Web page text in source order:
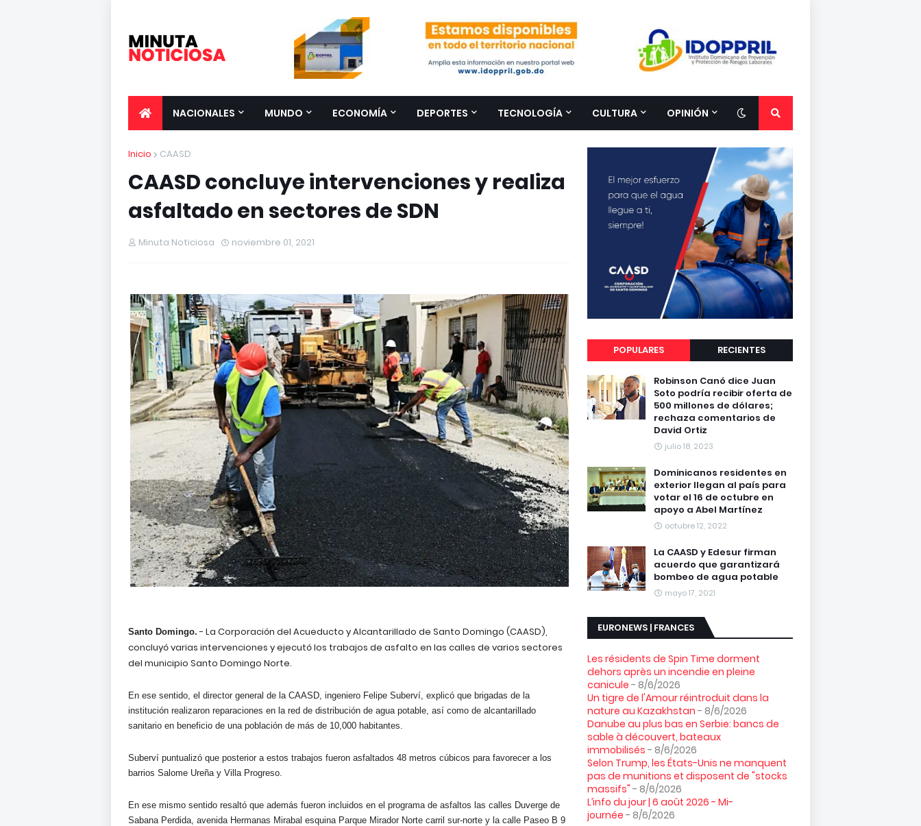
NACIONALES MUNDO ECONOMÍA DEPORTES TECNOLOGÍA CULTURA OPINIÓN
Inicio CAASD
CAASD concluye intervenciones y realiza
asfaltado en sectores de SDN
Minuta Noticiosa noviembre 01, 2021
Santo Domingo. - La Corporación del Acueducto y Alcantarillado de Santo Domingo (CAASD),
concluyó varias intervenciones y ejecutó los trabajos de asfalto en las calles de varios sectores
del municipio Santo Domingo Norte.
En ese sentido, el director general de la CAASD, ingeniero Felipe Suberví, explicó que brigadas de la
institución realizaron reparaciones en la red de distribución de agua potable, así como de alcantarillado
sanitario en beneficio de una población de más de 10,000 habitantes.
Suberví puntualizó que posterior a estos trabajos fueron asfaltados 48 metros cúbicos para favorecer a los
barrios Salome Ureña y Villa Progreso.
En ese mismo sentido resaltó que además fueron incluidos en el programa de asfaltos las calles Duverge de
Sabana Perdida, avenida Hermanas Mirabal esquina Parque Mirador Norte carril sur-norte y la calle Paseo B 9
POPULARES RECIENTES
Robinson Canó dice Juan
Soto podría recibir oferta de
500 millones de dólares;
rechaza comentarios de
David Ortiz
julio 18, 2023
Dominicanos residentes en
exterior llegan al país para
votar el 16 de octubre en
apoyo a Abel Martínez
octubre 12, 2022
La CAASD y Edesur firman
acuerdo que garantizará
bombeo de agua potable
mayo 17, 2021
EURONEWS | FRANCES
Les résidents de Spin Time dorment
dehors après un incendie en pleine
canicule - 8/6/2026
Un tigre de l'Amour réintroduit dans la
nature au Kazakhstan - 8/6/2026
Danube au plus bas en Serbie: bancs de
sable à découvert, bateaux
immobilisés - 8/6/2026
Selon Trump, les États-Unis ne manquent
pas de munitions et disposent de "stocks
massifs" - 8/6/2026
L’info du jour | 6 août 2026 - Mi-
journée - 8/6/2026